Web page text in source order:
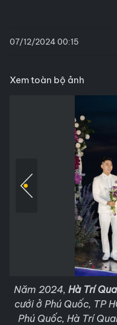
07/12/2024 00:15
Xem toàn bộ ảnh
Năm 2024, Hà Trí
cưới ở Phú Quốc, TP
Phú Quốc, Hà Trí